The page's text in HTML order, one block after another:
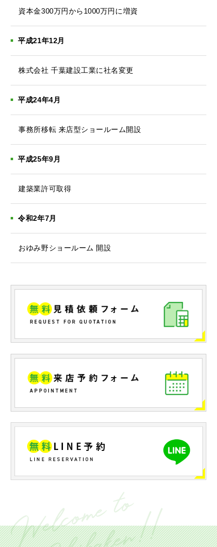
資本金300万円から1000万円に増資
平成21年12月
株式会社 千葉建設工業に社名変更
平成24年4月
事務所移転 来店型ショールーム開設
平成25年9月
建築業許可取得
令和2年7月
おゆみ野ショールーム 開設